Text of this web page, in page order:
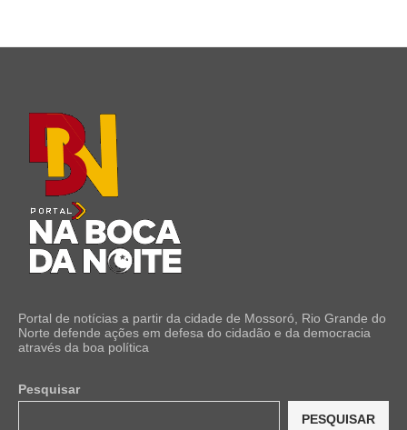
Portal de notícias a partir da cidade de Mossoró, Rio Grande do
Norte defende ações em defesa do cidadão e da democracia
através da boa política
Pesquisar
PESQUISAR